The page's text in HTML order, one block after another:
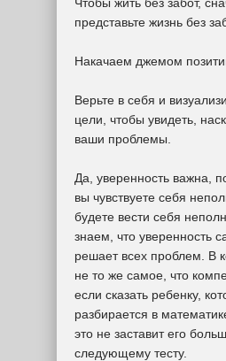
представьте жизнь без
Накачаем джемом
Верьте в себя и
цели, чтобы увидеть,
ваши проблемы.
Да, уверенность важна,
вы чувствуете себя
будете вести себя
знаем, что уверенность
решает всех проблем. В
не то же самое, что
если сказать ребенку,
разбирается в
это не заставит его
следующему тесту.